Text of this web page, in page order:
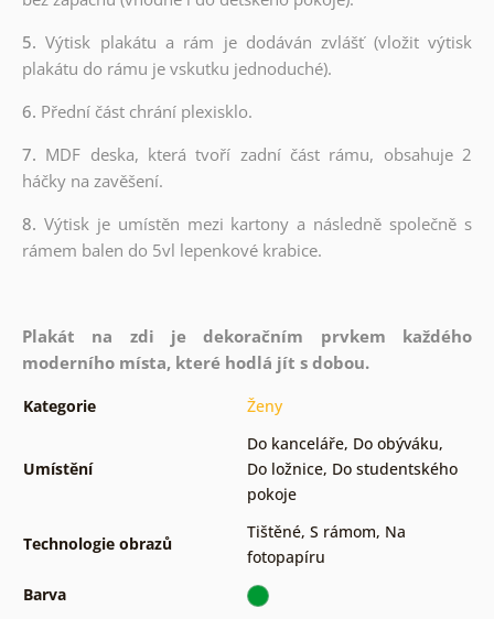
5.Výtisk plakátu a rám je dodáván zvlášť (vložit výtisk
plakátu do rámu je vskutku jednoduché).
6. Přední část chrání plexisklo.
7. MDF deska, která tvoří zadní část rámu, obsahuje 2
háčky na zavěšení.
8. Výtisk je umístěn mezi kartony a následně společně s
rámem balen do 5vl lepenkové krabice.
Plakát na zdi je dekoračním prvkem každého
moderního místa, které hodlá jít s dobou.
Kategorie Ženy
Umístění
Do kanceláře, Do obýváku,
Do ložnice, Do studentského
pokoje
Technologie obrazů
Tištěné, S rámom, Na
fotopapíru
Barva